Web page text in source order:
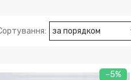
–5%